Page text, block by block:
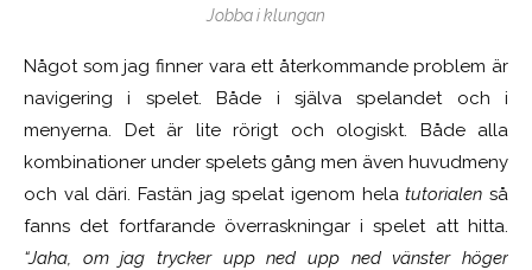
Jobba i klungan
Något som jag finner vara ett återkommande problem är
navigering i spelet. Både i själva spelandet och i
menyerna. Det är lite rörigt och ologiskt. Både alla
kombinationer under spelets gång men även huvudmeny
och val däri. Fastän jag spelat igenom helatutorialen så
fanns det fortfarande överraskningar i spelet att hitta.
“Jaha, om jag trycker upp ned upp ned vänster höger